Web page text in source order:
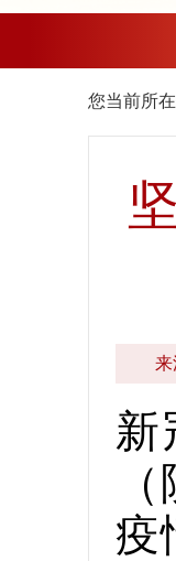
您当前所
来
新
疫